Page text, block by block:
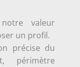
notre valeur
un profil.
précise du
périmètre